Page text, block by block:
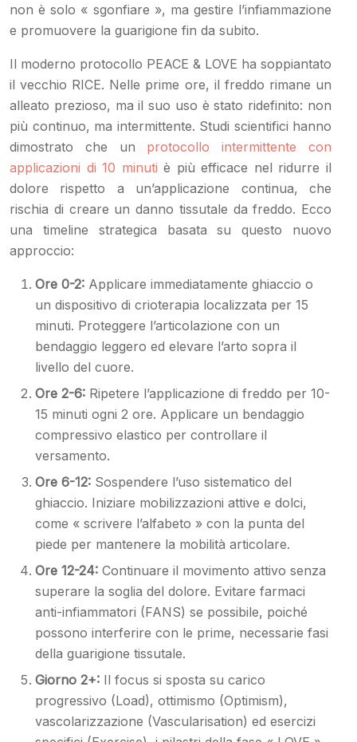
non è solo « sgonfiare », ma gestire l’infiammazione
e promuovere la guarigione fin da subito.
Il moderno protocollo PEACE & LOVE ha soppiantato
il vecchio RICE. Nelle prime ore, il freddo rimane un
alleato prezioso, ma il suo uso è stato ridefinito: non
più continuo, ma intermittente. Studi scientifici hanno
dimostrato che un protocollo intermittente con
applicazioni di 10 minuti è più efficace nel ridurre il
dolore rispetto a un’applicazione continua, che
rischia di creare un danno tissutale da freddo. Ecco
una timeline strategica basata su questo nuovo
approccio:
Ore 0-2: Applicare immediatamente ghiaccio o
un dispositivo di crioterapia localizzata per 15
minuti. Proteggere l’articolazione con un
bendaggio leggero ed elevare l’arto sopra il
livello del cuore.
Ore 2-6: Ripetere l’applicazione di freddo per 10-
15 minuti ogni 2 ore. Applicare un bendaggio
compressivo elastico per controllare il
versamento.
Ore 6-12: Sospendere l’uso sistematico del
ghiaccio. Iniziare mobilizzazioni attive e dolci,
come « scrivere l’alfabeto » con la punta del
piede per mantenere la mobilità articolare.
Ore 12-24: Continuare il movimento attivo senza
superare la soglia del dolore. Evitare farmaci
anti-infiammatori (FANS) se possibile, poiché
possono interferire con le prime, necessarie fasi
della guarigione tissutale.
Giorno 2+: Il focus si sposta su carico
progressivo (Load), ottimismo (Optimism),
vascolarizzazione (Vascularisation) ed esercizi